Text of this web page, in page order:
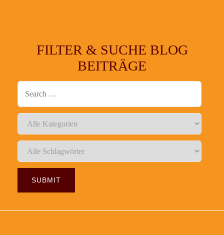
FILTER & SUCHE BLOG
BEITRÄGE